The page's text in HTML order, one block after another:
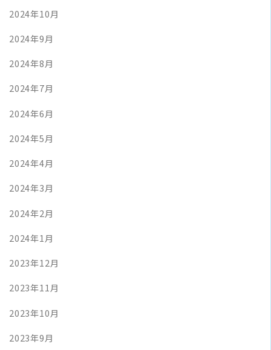
2024年10月
2024年9月
2024年8月
2024年7月
2024年6月
2024年5月
2024年4月
2024年3月
2024年2月
2024年1月
2023年12月
2023年11月
2023年10月
2023年9月